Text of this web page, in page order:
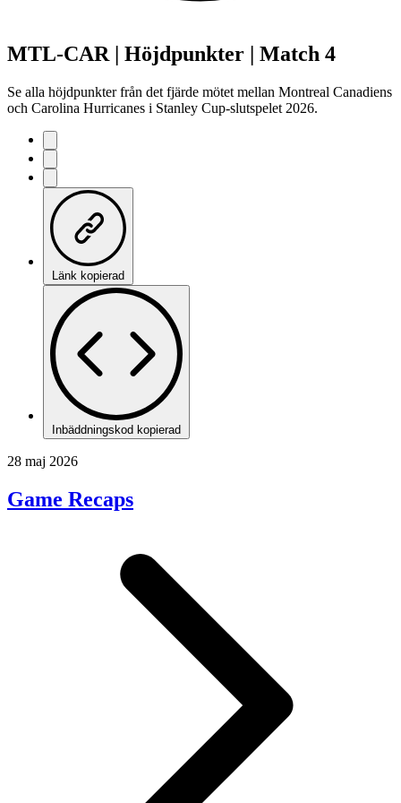
MTL-CAR | Höjdpunkter | Match 4
Se alla höjdpunkter från det fjärde mötet mellan Montreal Canadiens
och Carolina Hurricanes i Stanley Cup-slutspelet 2026.
Länk kopierad
Inbäddningskod kopierad
28 maj 2026
Game Recaps